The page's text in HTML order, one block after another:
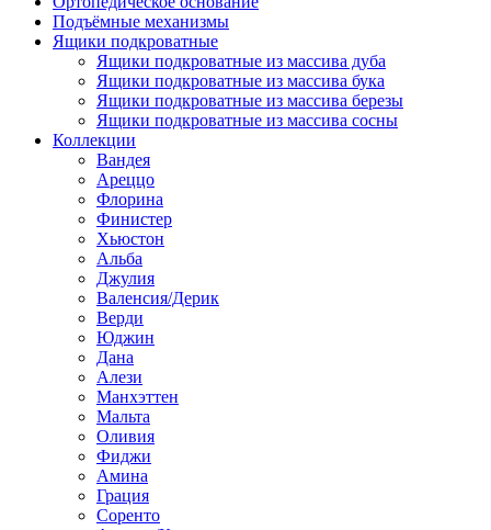
Подъёмные механизмы
Ящики подкроватные
Ящики подкроватные из массива дуба
Ящики подкроватные из массива бука
Ящики подкроватные из массива березы
Ящики подкроватные из массива сосны
Коллекции
Вандея
Ареццо
Флорина
Финистер
Хьюстон
Альба
Джулия
Валенсия/Дерик
Верди
Юджин
Дана
Алези
Манхэттен
Мальта
Оливия
Фиджи
Амина
Грация
Соренто